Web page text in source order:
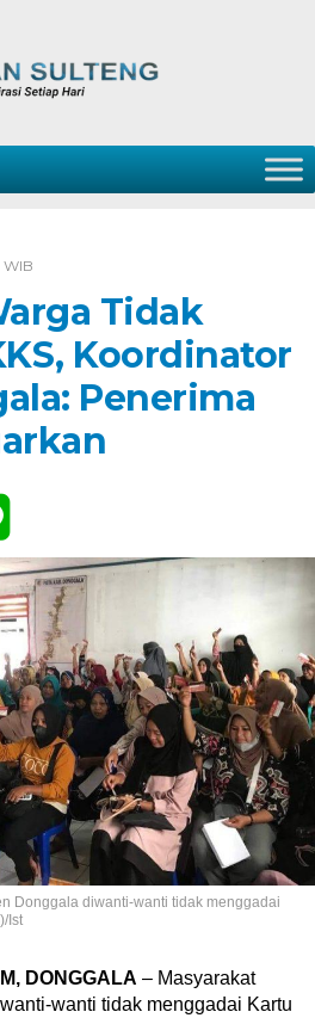
WIB
Tidak
Koordinator
Penerima
Donggala diwanti-wanti tidak menggadai
Ist
DONGGALA – Masyarakat
wanti tidak menggadai Kartu